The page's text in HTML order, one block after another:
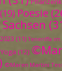
(19) Poesie
Sachsen
(11) Teneriffa im
Yoga (12)
©Maren Martini